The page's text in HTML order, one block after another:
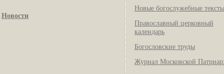
Новости
Новые богослужебные тексты
Православный церковный
календарь
Богословские труды
Журнал Московской